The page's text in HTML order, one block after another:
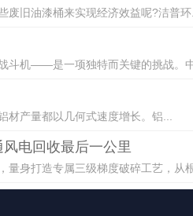
旧油漆桶来实现经济效益呢?洁普环
斗机——是一项独特而关键的挑战。中
产量都以几何式速度增长。铝...
风电回收最后一公里
身打造专属三级梯度破碎工艺，从根